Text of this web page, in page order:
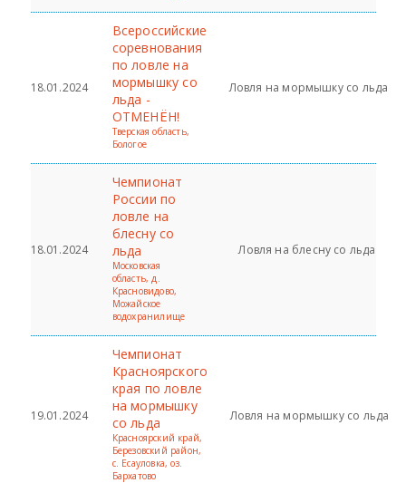
18.01.2024
Всероссийские
соревнования
по ловле на
мормышку со
льда -
ОТМЕНЁН!
Тверская область,
Бологое
Ловля на мормышку со льда
18.01.2024
Чемпионат
России по
ловле на
блесну со
льда
Московская
область, д.
Красновидово,
Можайское
водохранилище
Ловля на блесну со льда
19.01.2024
Чемпионат
Красноярского
края по ловле
на мормышку
со льда
Красноярский край,
Березовский район,
с. Есауловка, оз.
Бархатово
Ловля на мормышку со льда